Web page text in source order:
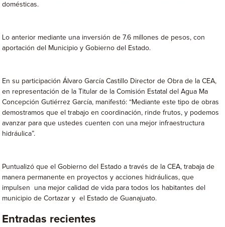
domésticas.
Lo anterior mediante una inversión de 7.6 millones de pesos, con
aportación del Municipio y Gobierno del Estado.
En su participación Álvaro García Castillo Director de Obra de la CEA,
en representación de la Titular de la Comisión Estatal del Agua Ma
Concepción Gutiérrez García, manifestó: “Mediante este tipo de obras
demostramos que el trabajo en coordinación, rinde frutos, y podemos
avanzar para que ustedes cuenten con una mejor infraestructura
hidráulica”.
Puntualizó que el Gobierno del Estado a través de la CEA, trabaja de
manera permanente en proyectos y acciones hidráulicas, que
impulsen una mejor calidad de vida para todos los habitantes del
municipio de Cortazar y el Estado de Guanajuato.
Entradas recientes